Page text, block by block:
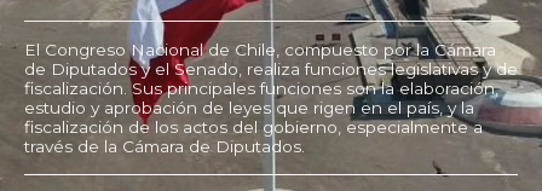
El Congreso Nacional de Chile, compuesto por la Cámara
de Diputados y el Senado, realiza funciones legislativas y de
fiscalización. Sus principales funciones son la elaboración,
estudio y aprobación de leyes que rigen en el país, y la
fiscalización de los actos del gobierno, especialmente a
través de la Cámara de Diputados.